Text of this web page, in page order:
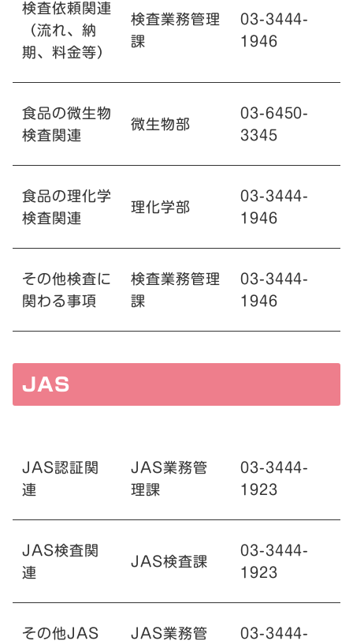
検査依頼関連
（流れ、納
期、料金等）
検査業務管理
課
03-3444-
1946
食品の微生物
検査関連
微生物部
03-6450-
3345
食品の理化学
検査関連
理化学部
03-3444-
1946
その他検査に
関わる事項
検査業務管理
課
03-3444-
1946
JAS
JAS認証関
連
JAS業務管
理課
03-3444-
1923
JAS検査関
連
JAS検査課
03-3444-
1923
その他JAS
JAS業務管
03-3444-